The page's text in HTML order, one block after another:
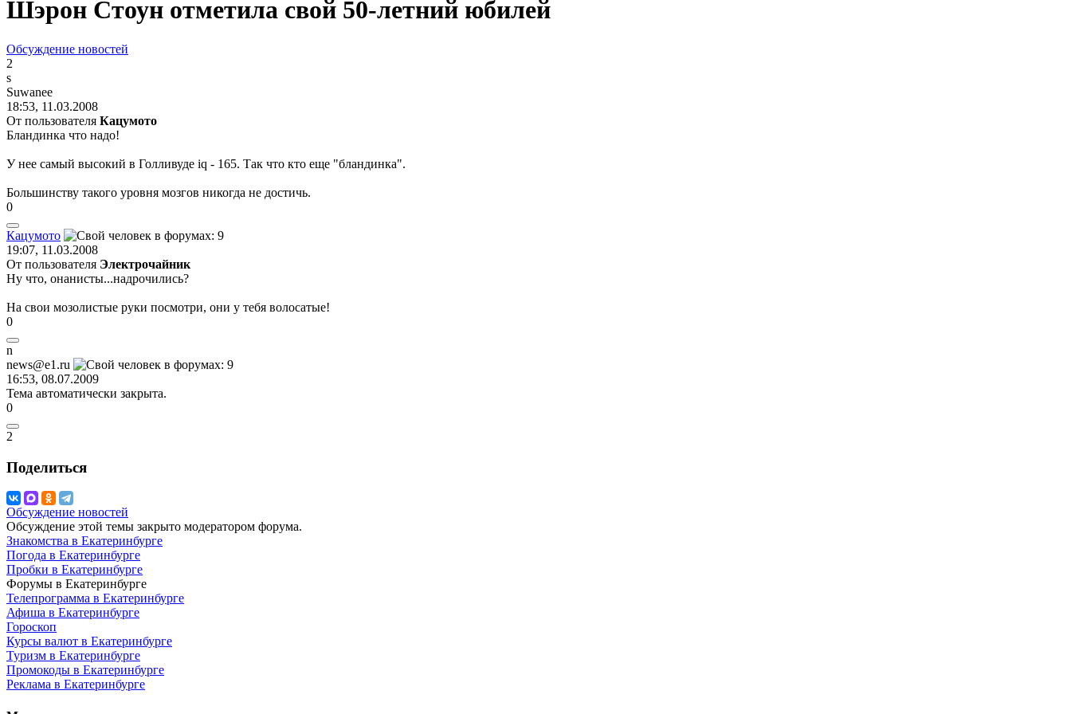
Шэрон Стоун отметила свой 50-летний юбилей
Обсуждение новостей
2
s
Suwanee
18:53, 11.03.2008
От пользователя Кацумото
Бландинка что надо!
У нее самый высокий в Голливуде iq - 165. Так что кто еще "бландинка".
Большинству такого уровня мозгов никогда не достичь.
0
Кацумото
19:07, 11.03.2008
От пользователя Электрочайник
Ну что, онанисты...надрочились?
На свои мозолистые руки посмотри, они у тебя волосатые!
0
n
news@e1.ru
16:53, 08.07.2009
Тема автоматически закрыта.
0
2
Поделиться
Обсуждение новостей
Обсуждение этой темы закрыто модератором форума.
Знакомства в Екатеринбурге
Погода в Екатеринбурге
Пробки в Екатеринбурге
Форумы в Екатеринбурге
Телепрограмма в Екатеринбурге
Афиша в Екатеринбурге
Гороскоп
Курсы валют в Екатеринбурге
Туризм в Екатеринбурге
Промокоды в Екатеринбурге
Реклама в Екатеринбурге